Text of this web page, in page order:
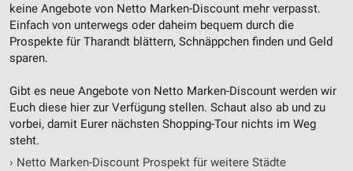
keine Angebote von Netto Marken-Discount mehr verpasst.
Einfach von unterwegs oder daheim bequem durch die
Prospekte für Tharandt blättern, Schnäppchen finden und Geld
sparen.
Gibt es neue Angebote von Netto Marken-Discount werden wir
Euch diese hier zur Verfügung stellen. Schaut also ab und zu
vorbei, damit Eurer nächsten Shopping-Tour nichts im Weg
steht.
› Netto Marken-Discount Prospekt für weitere Städte